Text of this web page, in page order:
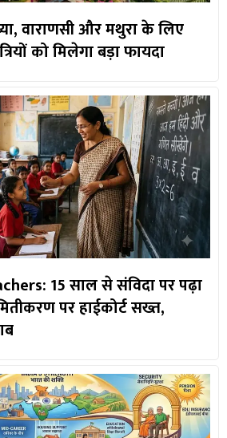
वाराणसी और मथुरा के लिए
को मिलेगा बड़ा फायदा
15 साल से संविदा पर पढ़ा
पर हाईकोर्ट सख्त,